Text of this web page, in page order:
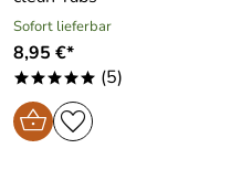
Sofort lieferbar
8,95 €*
***** (5)